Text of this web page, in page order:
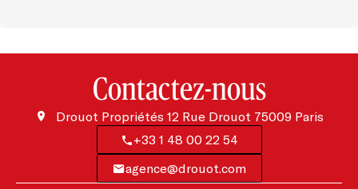
Contactez-nous
Drouot Propriétés 12 Rue Drouot 75009Paris
+33 1 48 00 22 54
agence@drouot.com